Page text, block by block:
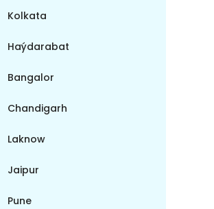
Kolkata
Haýdarabat
Bangalor
Chandigarh
Laknow
Jaipur
Pune